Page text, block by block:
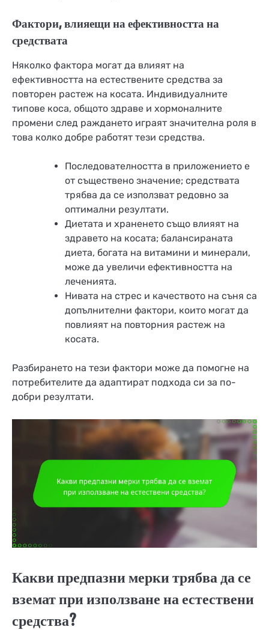
Фактори, влияещи на ефективността на
средствата
Няколко фактора могат да влияят на
ефективността на естествените средства за
повторен растеж на косата. Индивидуалните
типове коса, общото здраве и хормоналните
промени след раждането играят значителна роля в
това колко добре работят тези средства.
Последователността в приложението е
от съществено значение; средствата
трябва да се използват редовно за
оптимални резултати.
Диетата и храненето също влияят на
здравето на косата; балансираната
диета, богата на витамини и минерали,
може да увеличи ефективността на
леченията.
Нивата на стрес и качеството на съня са
допълнителни фактори, които могат да
повлияят на повторния растеж на
косата.
Разбирането на тези фактори може да помогне на
потребителите да адаптират подхода си за по-
добри резултати.
Какви предпазни мерки трябва да се
вземат при използване на естествени
средства?